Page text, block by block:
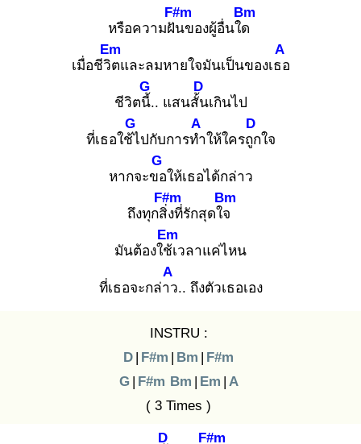
หรือความฝัน
F#m
ของผู้อื่นใด
Bm
เมื่อชีวิต
Em
และลมหายใจมันเป็นของเธอ
A
ชีวิตนี้.
G
. แสนสั้น
D
เกินไป
ที่เธอใช้ไ
G
ปกับการทำ
A
ให้ใครถูก
D
ใจ
หากจะขอ
G
ให้เธอได้กล่าว
ถึงทุกสิ่ง
F#m
ที่รักสุดใจ
Bm
มันต้องใช้เ
Em
วลาแค่ไหน
ที่เธอจะกล่าว
A
.. ถึงตัวเธอเอง
INSTRU :
D | F#m | Bm | F#m
G | F#m Bm | Em | A
( 3 Times )
D
F#m